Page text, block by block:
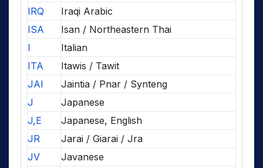
IRQ
Iraqi Arabic
ISA
Isan / Northeastern Thai
I
Italian
ITA
Itawis / Tawit
JAI
Jaintia / Pnar / Synteng
J
Japanese
J,E
Japanese, English
JR
Jarai / Giarai / Jra
JV
Javanese